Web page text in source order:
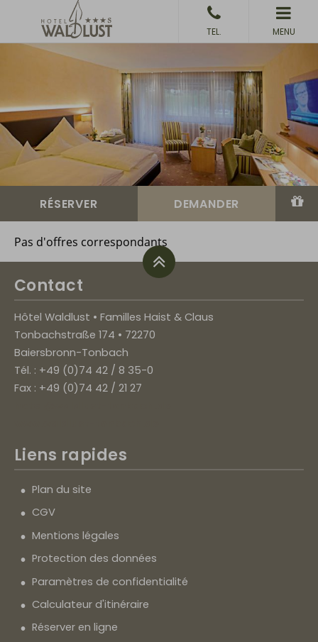
MENU
Pas d'offres correspondants
Contact
Hôtel Waldlust • Familles Haist & Claus
Tonbachstraße 174 • 72270
Baiersbronn-Tonbach
Tél. : +49 (0)74 42 / 8 35-0
Fax : +49 (0)74 42 / 21 27
Liens rapides
Plan du site
CGV
Mentions légales
Protection des données
Paramètres de confidentialité
Calculateur d'itinéraire
Réserver en ligne